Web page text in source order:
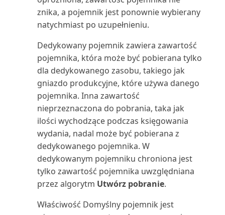
Zarządzanie intencją dostępu do
bazy danych w B...
Zarządzanie magazynem przez
usuwanie dokumentów...
Zarządzanie synchronizacją
danych głównych
Zarządzanie szyfrowaniem
danych | Microsoft Docs
Zarządzanie ustawieniami i
preferencjami użytko...
Zarządzanie użytkownikami i
Opóźnione płatności
(Należności)
Plan kont zrównoważonego
rozwoju i księga
Planowanie zadań korygowania
i uzgadniania kosz...
Polecenie zapłaty SEPA w
Business Central
Porównanie z budżetem
Praca z okresami
obrachunkowymi i latami
obrach...
Używanie danych do tworzenia
aplikacji | Micros...
Używanie map online do
znajdowania lokalizacji ...
Używanie OCR do
przekształcania PDF w e-faktury
Używanie programu Excel do
importowania danych
Używanie przepływów Power
Automate w Business C...
Używanie przepływów pracy
zatwierdzania
Skrócona klawiaturowa
instrukcja obsługi: tylk...
Skróty klawiaturowe
Sortowanie, wyszukiwanie i
filtrowanie danych n...
Tworzenie serii numeracji
Tworzenie użytkowników
zgodnie z licencjami
Tworzenie zakładki do strony
lub raportu w cent...
Lista środków trwałych (raport)
poziom) (raport)
Montaż na zamówienie:
Sprzedaż: informacje (r...
Nabywca: Lista 10
najważniejszych Excel (rapor...
Nabywca: podsumowanie
zamówień (raport)
Nabywca: Saldo do dnia (raport)
Nabywca: szczegóły zamówienia
znika, a pojemnik jest ponownie wybierany
natychmiast po uzupełnieniu.
Dedykowany pojemnik zawiera zawartość
pojemnika, która może być pobierana tylko
dla dedykowanego zasobu, takiego jak
gniazdo produkcyjne, które używa danego
pojemnika. Inna zawartość
nieprzeznaczona do pobrania, taka jak
ilości wychodzące podczas księgowania
wydania, nadal może być pobierana z
dedykowanego pojemnika. W
dedykowanym pojemniku chroniona jest
tylko zawartość pojemnika uwzględniana
przez algorytm Utwórz pobranie.
Właściwość Domyślny pojemnik jest